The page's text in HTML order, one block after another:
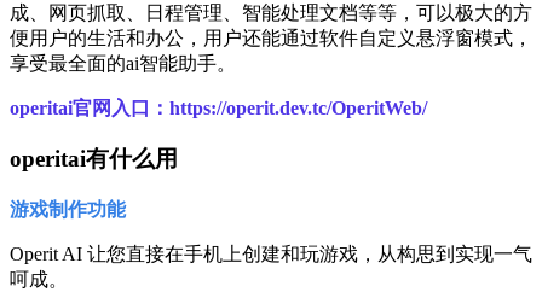
成、网页抓取、日程管理、智能处理文档等等，可以极大的方
便用户的生活和办公，用户还能通过软件自定义悬浮窗模式，
享受最全面的ai智能助手。
operitai官网入口：https://operit.dev.tc/OperitWeb/
operitai有什么用
游戏制作功能
Operit AI 让您直接在手机上创建和玩游戏，从构思到实现一气
呵成。